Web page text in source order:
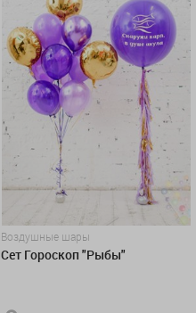
Воздушные шары
Сет Гороскоп "Рыбы"